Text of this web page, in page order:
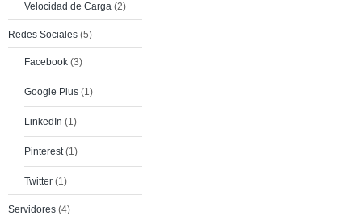
Velocidad de Carga (2)
Redes Sociales (5)
Facebook (3)
Google Plus (1)
LinkedIn (1)
Pinterest(1)
Twitter (1)
Servidores (4)